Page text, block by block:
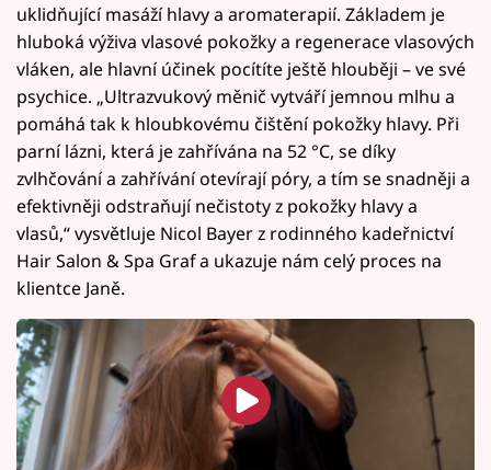
uklidňující masáží hlavy a aromaterapií. Základem je
hluboká výživa vlasové pokožky a regenerace vlasových
vláken, ale hlavní účinek pocítíte ještě hlouběji – ve své
psychice. „Ultrazvukový měnič vytváří jemnou mlhu a
pomáhá tak k hloubkovému čištění pokožky hlavy. Při
parní lázni, která je zahřívána na 52 °C, se díky
zvlhčování a zahřívání otevírají póry, a tím se snadněji a
efektivněji odstraňují nečistoty z pokožky hlavy a
vlasů,“ vysvětluje Nicol Bayer z rodinného kadeřnictví
Hair Salon & Spa Graf a ukazuje nám celý proces na
klientce Janě.